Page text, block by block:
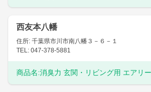
西友本八幡
住所: 千葉県市川市南八幡３－６－１
TEL: 047-378-5881
商品名:消臭力 玄関・リビング用 エアリ